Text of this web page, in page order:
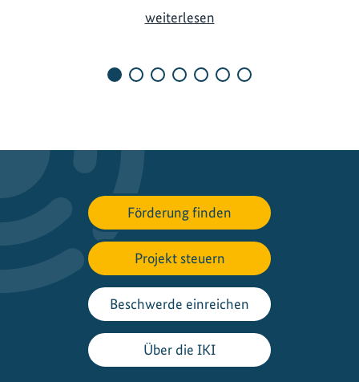
weiterlesenC
n
n
d
i
e
n
:
E
i
n
Förderung finden
Projekt steuern
Beschwerde einreichen
Über die IKI